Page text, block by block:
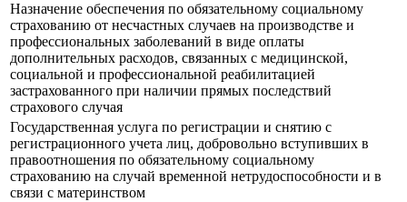
Назначение обеспечения по обязательному социальному
страхованию от несчастных случаев на производстве и
профессиональных заболеваний в виде оплаты
дополнительных расходов, связанных с медицинской,
социальной и профессиональной реабилитацией
застрахованного при наличии прямых последствий
страхового случая
Государственная услуга по регистрации и снятию с
регистрационного учета лиц, добровольно вступивших в
правоотношения по обязательному социальному
страхованию на случай временной нетрудоспособности и в
связи с материнством